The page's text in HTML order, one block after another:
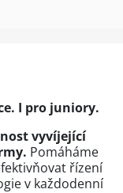
I pro juniory.
vyvíjející
Pomáháme
řízení
v každodenní